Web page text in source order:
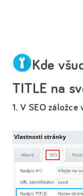
Kde
TITLE na
1. V SEO